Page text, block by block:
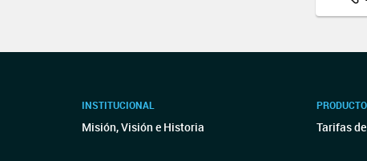
INSTITUCIONAL
Misión, Visión e Historia Tarifas